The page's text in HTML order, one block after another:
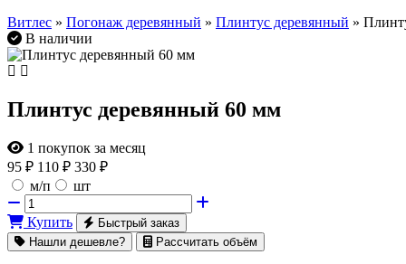
Витлес » Погонаж деревянный » Плинтус деревянный »
В наличии
Плинтус деревянный 60 мм
1 покупок за месяц
95 ₽ 110 ₽ 330 ₽
м/п
шт
Купить
Быстрый заказ
Нашли дешевле?
Рассчитать объём